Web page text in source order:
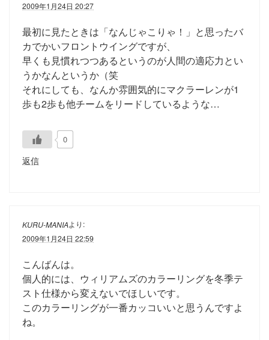
2009年1月24日 20:27
最初に見たときは「なんじゃこりゃ！」と思ったバ
カでかいフロントウイングですが、
早くも見慣れつつあるというのが人間の適応力とい
うかなんというか（笑
それにしても、なんか雰囲気的にマクラーレンが1
歩も2歩も他チームをリードしているような…
0
返信
KURU-MANIAより:
2009年1月24日 22:59
こんばんは。
個人的には、ウィリアムズのカラーリングを冬季テ
スト仕様から変えないでほしいです。
このカラーリングが一番カッコいいと思うんですよ
ね。